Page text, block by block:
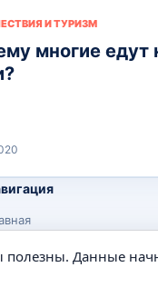
И ТУРИЗМ
многие едут
полезны. Данные